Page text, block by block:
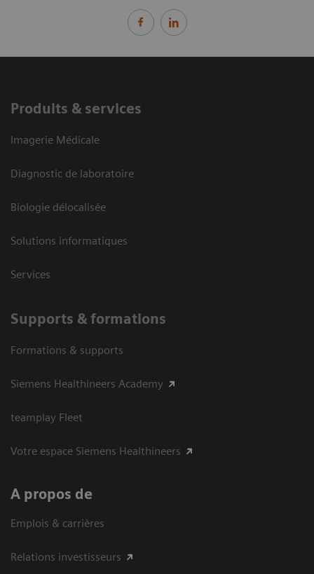
Produits & services
Imagerie Médicale
Diagnostic de laboratoire
Biologie délocalisée
Solutions informatiques
Services
Supports & formations
Formations & supports
Siemens Healthineers Academy
teamplay Fleet
Votre espace Siemens Healthineers
A propos de
Emplois & carrières
Relations investisseurs